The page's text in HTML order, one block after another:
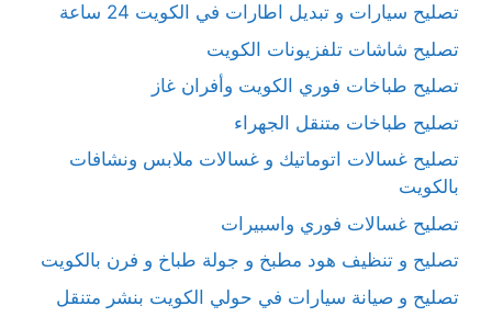
تصليح سيارات و تبديل اطارات في الكويت 24 ساعة
تصليح شاشات تلفزيونات الكويت
تصليح طباخات فوري الكويت وأفران غاز
تصليح طباخات متنقل الجهراء
تصليح غسالات اتوماتيك و غسالات ملابس ونشافات
بالكويت
تصليح غسالات فوري واسبيرات
تصليح و تنظيف هود مطبخ و جولة طباخ و فرن بالكويت
تصليح و صيانة سيارات في حولي الكويت بنشر متنقل